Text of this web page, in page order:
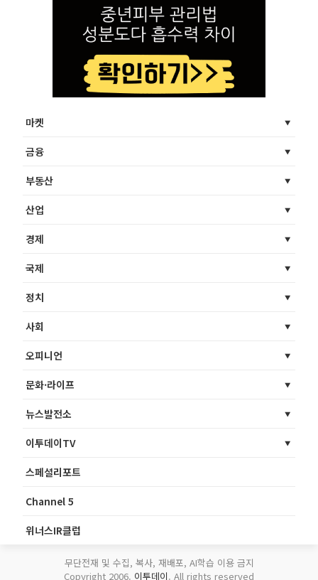
마켓
금융
부동산
산업
경제
국제
정치
사회
오피니언
문화·라이프
뉴스발전소
이투데이TV
스페셜리포트
Channel 5
위너스IR클럽
무단전재 및 수집, 복사, 재배포, AI학습 이용 금지
Copyright 2006. 이투데이. All rights reserved